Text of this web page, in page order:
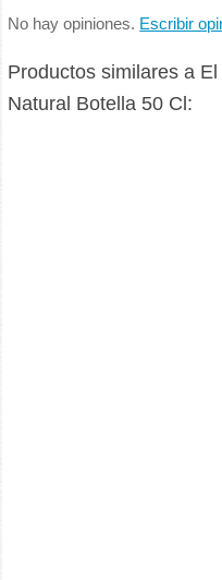
No hay opiniones. Escribir
Productos similares a
Natural Botella 50 Cl: